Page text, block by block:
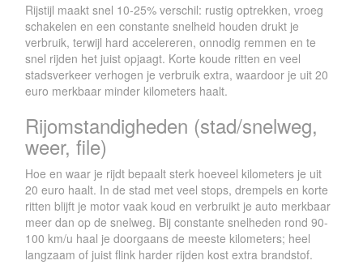
Rijstijl maakt snel 10-25% verschil: rustig optrekken, vroeg
schakelen en een constante snelheid houden drukt je
verbruik, terwijl hard accelereren, onnodig remmen en te
snel rijden het juist opjaagt. Korte koude ritten en veel
stadsverkeer verhogen je verbruik extra, waardoor je uit 20
euro merkbaar minder kilometers haalt.
Rijomstandigheden (stad/snelweg,
weer, file)
Hoe en waar je rijdt bepaalt sterk hoeveel kilometers je uit
20 euro haalt. In de stad met veel stops, drempels en korte
ritten blijft je motor vaak koud en verbruikt je auto merkbaar
meer dan op de snelweg. Bij constante snelheden rond 90-
100 km/u haal je doorgaans de meeste kilometers; heel
langzaam of juist flink harder rijden kost extra brandstof.